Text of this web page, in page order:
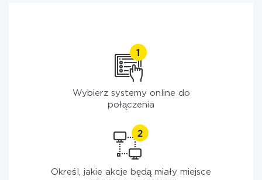
Wybierz systemy online do
połączenia
Określ, jakie akcje będą miały miejsce